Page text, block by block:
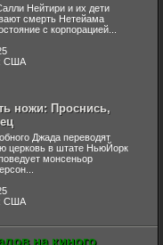
Нейтири и их дети
смерть Нетейама
с корпорацией...
США
ножи: Проснись,
Джада переводят
церковь в штате НьюЙорк
монсеньор
США
на киного